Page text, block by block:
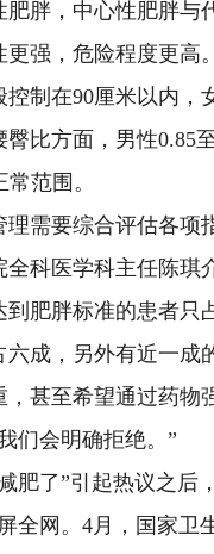
胖，中心性肥胖与
强，危险程度更高
制在90厘米以内，
比方面，男性0.85
范围。
要综合评估各项指
科医学科主任陈琪
到肥胖标准的患者只
六成，另外有近一成
，甚至希望通过药物
们会明确拒绝。”
了”引起热议之后
全网。4月，国家卫